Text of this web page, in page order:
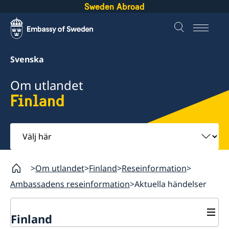
Sweden Abroad
Svenska
Om utlandet
Finland
Välj
här
Om utlandet Finland Reseinformation
Ambassadens reseinformation Aktuella händelser
Finland